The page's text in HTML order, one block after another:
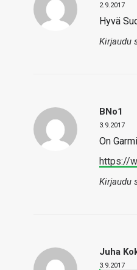
2.9.2017
Hyvä
Kirjaudu
BNo1
3.9.2017
On
https://
Kirjaudu
Juha
3.9.2017